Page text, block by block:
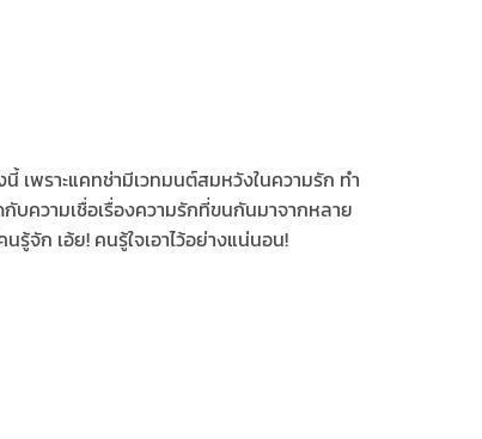
เพราะแคทช่ามีเวทมนต์สมหวังในความรัก ทำ
บความเชื่อเรื่องความรักที่ขนกันมาจากหลาย
รู้จัก เอ้ย! คนรู้ใจเอาไว้อย่างแน่นอน!